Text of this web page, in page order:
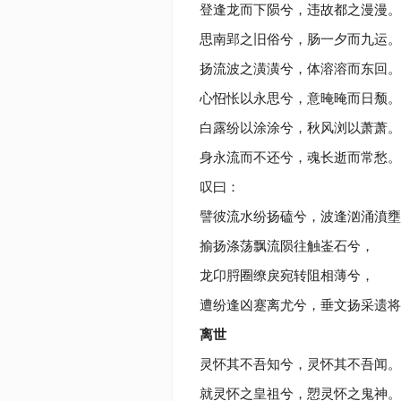
登逢龙而下陨兮，违故都之漫漫。
思南郢之旧俗兮，肠一夕而九运。
扬流波之潢潢兮，体溶溶而东回。
心怊怅以永思兮，意晻晻而日颓。
白露纷以涂涂兮，秋风浏以萧萧。
身永流而不还兮，魂长逝而常愁。
叹曰：
譬彼流水纷扬磕兮，波逢汹涌濆壅
揄扬涤荡飘流陨往触崟石兮，
龙卬脟圈缭戾宛转阻相薄兮，
遭纷逢凶蹇离尤兮，垂文扬采遗将
离世
灵怀其不吾知兮，灵怀其不吾闻。
就灵怀之皇祖兮，愬灵怀之鬼神。